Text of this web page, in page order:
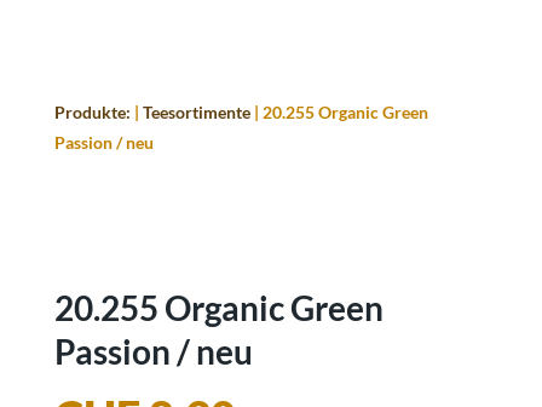
Produkte: | Teesortimente| 20.255 Organic Green
Passion / neu
20.255 Organic Green
Passion / neu